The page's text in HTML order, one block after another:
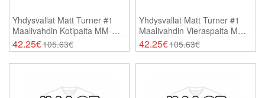
Yhdysvallat Matt Turner #1
Maalivahdin Kotipaita MM-
Kisat 2026 Lyhythihainen
42.25€105.63€
Yhdysvallat Matt Turner #1
Maalivahdin Vieraspaita MM-
Kisat 2026 Lyhythihainen
42.25€105.63€